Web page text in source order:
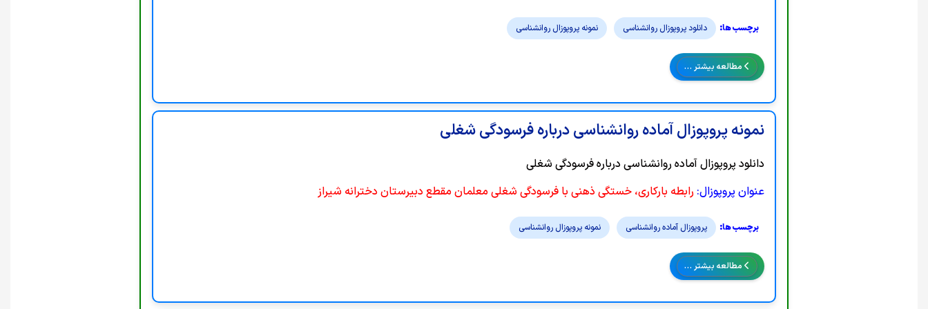
دانلود پروپوزال روانشناسی نمونه پروپوزال روانشناسی
مطالعه بیشتر …
نمونه پروپوزال آماده روانشناسی درباره فرسودگی شغلی
دانلود پروپوزال آماده روانشناسی درباره فرسودگی شغلی
عنوان پروپوزال: رابطه بارکاری، خستگی ذهنی با فرسودگی شغلی معلمان مقطع دبیرستان دخترانه شیراز
پروپوزال آماده روانشناسی نمونه پروپوزال روانشناسی
مطالعه بیشتر …